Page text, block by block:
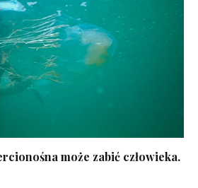
może zabić człowieka.